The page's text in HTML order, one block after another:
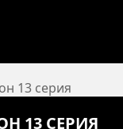
13 серия
13 СЕРИЯ